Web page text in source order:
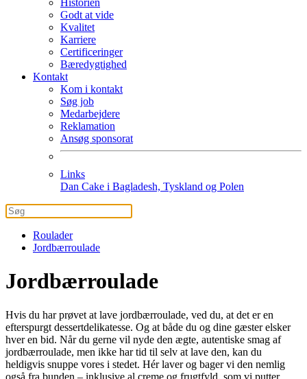
Historien
Godt at vide
Kvalitet
Karriere
Certificeringer
Bæredygtighed
Kontakt
Kom i kontakt
Søg job
Medarbejdere
Reklamation
Ansøg sponsorat
Links
Dan Cake i Bagladesh, Tyskland og Polen
Roulader
Jordbærroulade
Jordbærroulade
Hvis du har prøvet at lave jordbærroulade, ved du, at det er en
efterspurgt dessertdelikatesse. Og at både du og dine gæster elsker
hver en bid. Når du gerne vil nyde den ægte, autentiske smag af
jordbærroulade, men ikke har tid til selv at lave den, kan du
heldigvis snuppe vores i stedet. Hér laver og bager vi den nemlig
også fra bunden – inklusive al creme og frugtfyld, som vi putter